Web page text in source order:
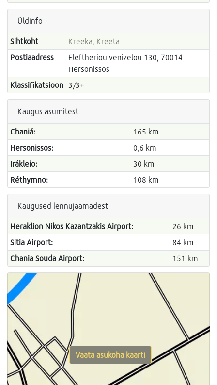
Üldinfo
Sihtkoht
Kreeka, Kreeta
Postiaadress
Eleftheriou venizelou 130, 70014
Hersonissos
Klassifikatsioon 3/3+
Kaugus asumitest
Chaniá:
165 km
Hersonissos:
0,6 km
Irákleio:
30 km
Réthymno:
108 km
Kaugused lennujaamadest
Heraklion Nikos Kazantzakis Airport:
26 km
Sitia Airport:
84 km
Chania Souda Airport:
151 km
Vaata asukoha kaarti